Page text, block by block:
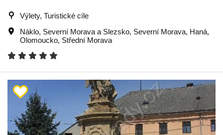
Výlety, Turistické cíle
Náklo, Severní Morava a Slezsko, Severní Morava, Haná,
Olomoucko, Střední Morava